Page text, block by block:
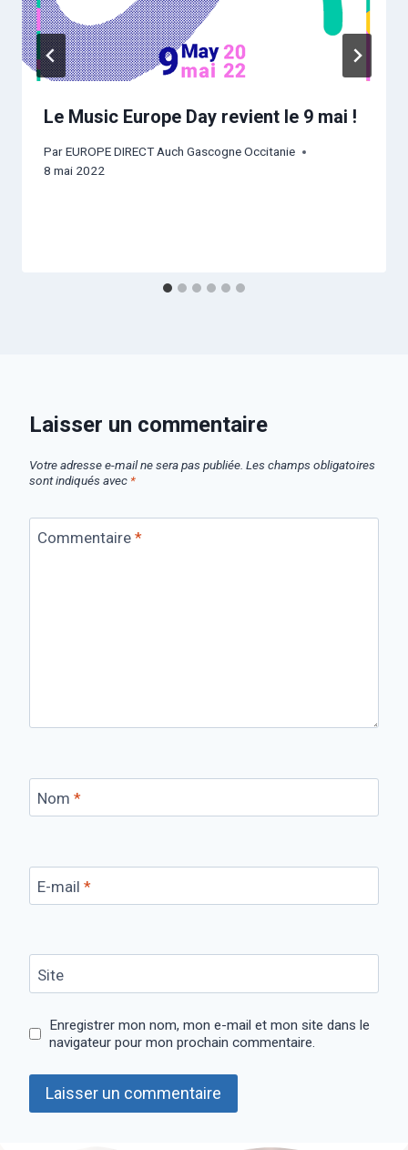
Le Music Europe Day revient le 9 mai !
ParEUROPE DIRECT Auch Gascogne Occitanie
8 mai 2022
Laisser un commentaire
Votre adresse e-mail ne sera pas publiée. Les champs obligatoires
sont indiqués avec *
Commentaire *
Nom *
E-mail *
Site
Enregistrer mon nom, mon e-mail et mon site dans le
navigateur pour mon prochain commentaire.